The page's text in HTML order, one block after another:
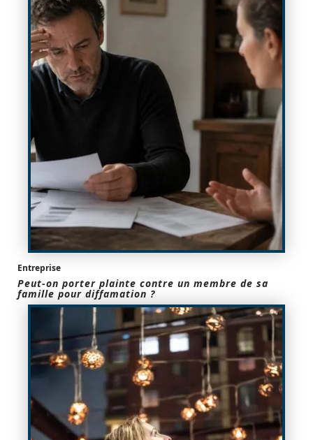
Entreprise
Peut-on porter plainte contre un membre de sa
famille pour diffamation ?